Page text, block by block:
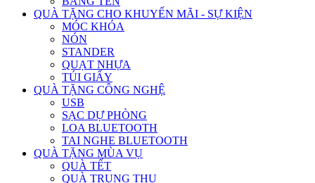
QUÀ TẶNG CHO KHUYẾN MÃI - SỰ KIỆN
MÓC KHÓA
NÓN
STANDER
QUẠT NHỰA
TÚI GIẤY
QUÀ TẶNG CÔNG NGHỆ
USB
SẠC DỰ PHÒNG
LOA BLUETOOTH
TAI NGHE BLUETOOTH
QUÀ TẶNG MÙA VỤ
QUÀ TẾT
QUÀ TRUNG THU